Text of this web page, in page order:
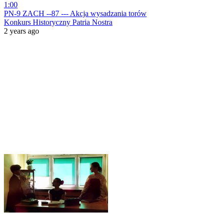
1:00
PN-9 ZACH --87 --- Akcja wysadzania torów
Konkurs Historyczny Patria Nostra
2 years ago